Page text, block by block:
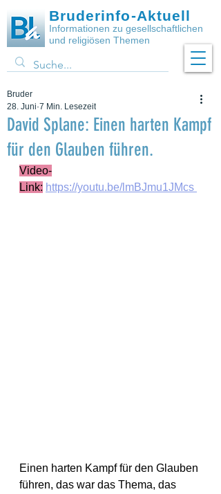
Bruderinfo-Aktuell
Informationen zu gesellschaftlichen
und religiösen Themen
David Splane: Einen harten Kampf
für den Glauben führen.
Bruder
28. Juni 7 Min. Lesezeit
Video-
Link: https://youtu.be/lmBJmu1JMcs
Einen harten Kampf für den Glauben
führen, das war das Thema, das